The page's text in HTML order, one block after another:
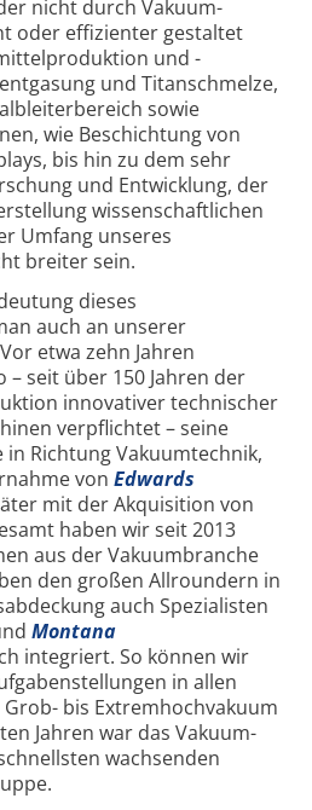
nicht durch Vakuum­
oder effizienter gestaltet
und -
und Titanschmelze,
sowie
wie Beschichtung von
bis hin zu dem sehr
und Entwicklung, der
wissen­schaftlichen
Umfang unse­res
breiter sein.
die­ses
auch an unserer
etwa zehn Jahren
– seit über 150 Jahren der
innovativer technischer
verpflichtet – seine
Richtung Vakuumtech­nik,
von Edwards
mit der Akquisition von
haben wir seit 2013
aus der Vakuum­branche
den großen Allroundern in
auch Spezialisten
Montana
integriert. So können wir
in allen
bis Extrem­hochvakuum
Jahren war das Vakuum­
wachsenden